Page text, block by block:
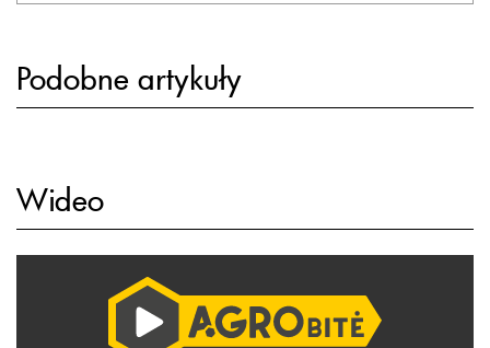
Podobne artykuły
Wideo